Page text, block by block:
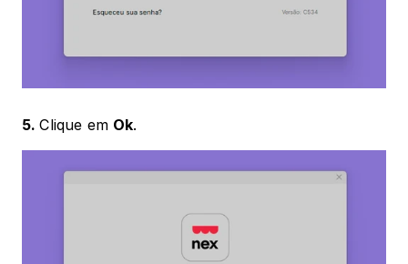
5. Clique em Ok.